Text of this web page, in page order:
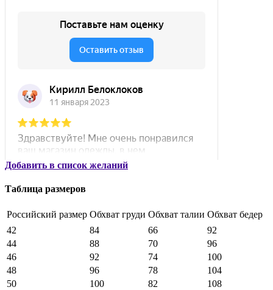
Добавить в список желаний
Таблица размеров
Российский размер Обхват груди Обхват талии Обхват бедер
42
84 66
92
44
88 70
96
46
92 74
100
48
96 78
104
50
100 82
108